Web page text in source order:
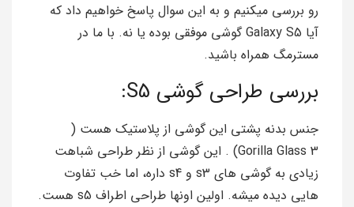
رو بررسی میکنیم و به این سوال پاسخ خواهیم داد که
آیا Galaxy S5 گوشی موفقی بوده یا نه. با ما در
مسترمگ همراه باشید.
بررسی طراحی گوشی S5:
جنس بدنه پشتی این گوشی از پلاستیک هست (
Gorilla Glass 3) . این گوشی از نظر طراحی شباهت
زیادی به گوشی های s3 و s4 داره، اما خب تفاوت
هایی دیده میشه. اولین اونها طراحی اطراف s5 هست.